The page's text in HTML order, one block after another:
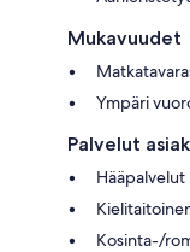
Mukavuudet
Ympäri
Palvelut
Hääpalvelut
Kosinta-/